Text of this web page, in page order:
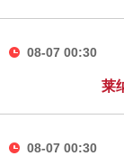
08-07 00:30
莱
08-07 00:30